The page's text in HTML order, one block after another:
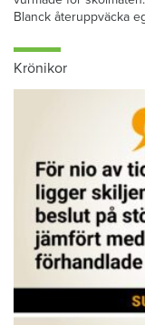
Blanck återuppväcka
Krönikor